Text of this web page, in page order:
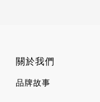
關於我們
品牌故事